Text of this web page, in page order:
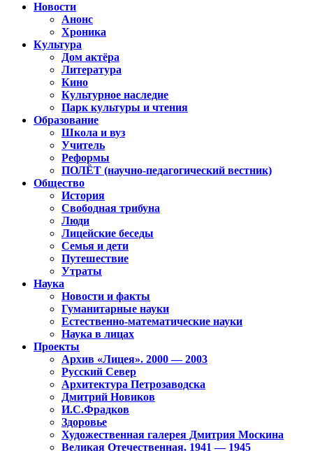
Новости
Анонс
Хроника
Культура
Дом актёра
Литература
Кино
Культурное наследие
Парк культуры и чтения
Образование
Школа и вуз
Учитель
Реформы
ПОЛЁТ (научно-педагогический вестник)
Общество
История
Свободная трибуна
Люди
Лицейские беседы
Семья и дети
Путешествие
Утраты
Наука
Новости и факты
Гуманитарные науки
Естественно-математические науки
Наука в лицах
Проекты
Архив «Лицея». 2000 — 2003
Русский Север
Архитектура Петрозаводска
Дмитрий Новиков
И.С.Фрадков
Здоровье
Художественная галерея Дмитрия Москина
Великая Отечественная. 1941 — 1945